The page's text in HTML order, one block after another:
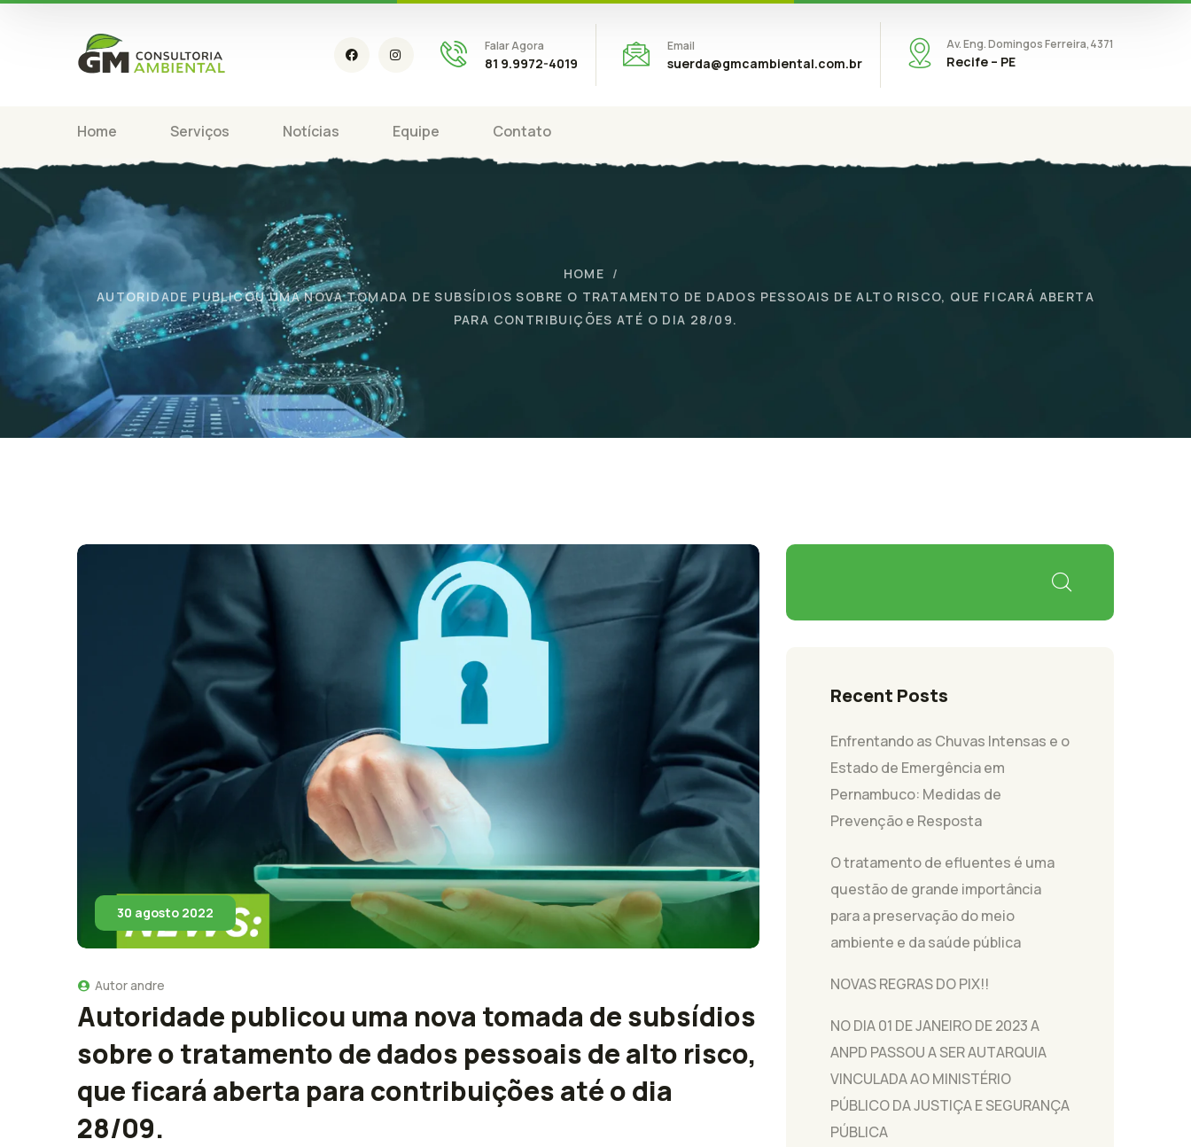
Falar Agora
81 9.9972-4019
Email
suerda@gmcambiental.com.br
Av. Eng. Domingos Ferreira,4371
Recife – PE
Home Serviços Notícias Equipe Contato
HOME
AUTORIDADE PUBLICOU UMA NOVA TOMADA DE SUBSÍDIOS SOBRE O TRATAMENTO DE DADOS PESSOAIS DE ALTO RISCO, QUE FICARÁ ABERTA
PARA CONTRIBUIÇÕES ATÉ O DIA 28/09.
30 agosto 2022
Autorandre
Autoridade publicou uma nova tomada de subsídios
sobre o tratamento de dados pessoais de alto risco,
que ficará aberta para contribuições até o dia
28/09.
Recent Posts
Enfrentando as Chuvas Intensas e o
Estado de Emergência em
Pernambuco: Medidas de
Prevenção e Resposta
O tratamento de efluentes é uma
questão de grande importância
para a preservação do meio
ambiente e da saúde pública
NOVAS REGRAS DO PIX!!
NO DIA 01 DE JANEIRO DE 2023 A
ANPD PASSOU A SER AUTARQUIA
VINCULADA AO MINISTÉRIO
PÚBLICO DA JUSTIÇA E SEGURANÇA
PÚBLICA